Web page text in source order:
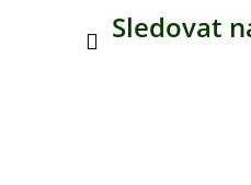
Sledovat